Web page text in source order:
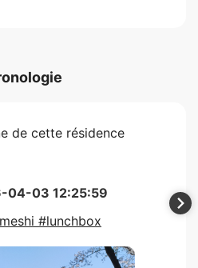
de cette résidence
#lunchbox
04-03 12:25:59